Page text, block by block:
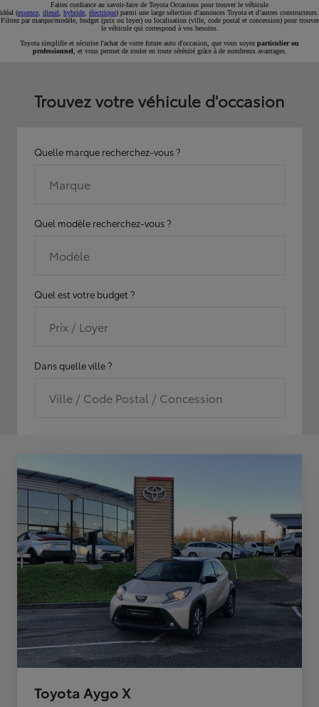
Faites confiance au savoir-faire de Toyota Occasions pour trouver le véhicule
idéal (essence diesel hybride électrique) parmi une large sélection d’annonces Toyota et d’autres constructeurs.
Filtrez par marque/modèle, budget (prix ou loyer) ou localisation (ville, code postal et concession) pour trouver
le véhicule qui correspond à vos besoins.
Toyota simplifie et sécurise l'achat de votre future auto d'occasion, que vous soyez particulier ou
professionnel , et vous permet de rouler en toute sérénité grâce à de nombreux avantages.
Trouvez votre véhicule d'occasion
Quelle marque recherchez-vous ?
Marque
Quel modèle recherchez-vous ?
Modèle
Quel est votre budget ?
Prix / Loyer
Dans quelle ville ?
Ville / Code Postal / Concession
Toyota Aygo X